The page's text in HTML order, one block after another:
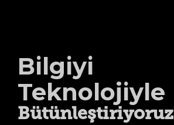
Bilgiyi
Teknolojiyle
Bütünleştiriyoruz